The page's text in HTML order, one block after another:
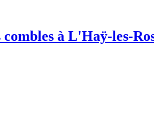
à L'Haÿ-les-